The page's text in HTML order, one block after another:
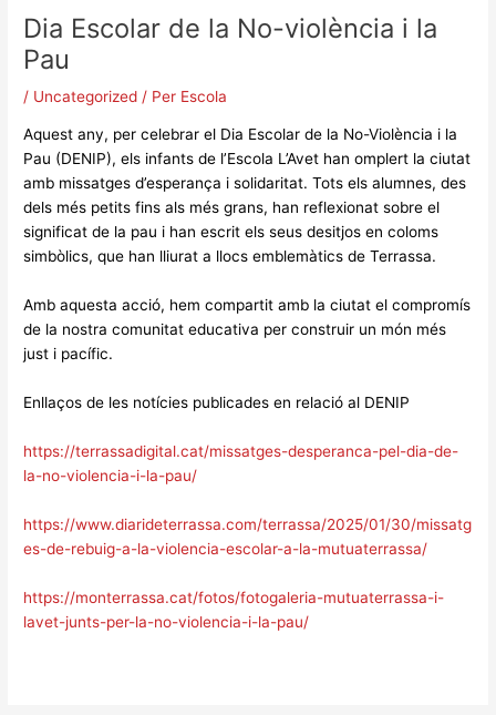
Dia Escolar de la No-violència i la
Pau
/ Uncategorized / Per Escola
Aquest any, per celebrar el Dia Escolar de la No-Violència i la
Pau (DENIP), els infants de l’Escola L’Avet han omplert la ciutat
amb missatges d’esperança i solidaritat. Tots els alumnes, des
dels més petits fins als més grans, han reflexionat sobre el
significat de la pau i han escrit els seus desitjos en coloms
simbòlics, que han lliurat a llocs emblemàtics de Terrassa.
Amb aquesta acció, hem compartit amb la ciutat el compromís
de la nostra comunitat educativa per construir un món més
just i pacífic.
Enllaços de les notícies publicades en relació al DENIP
https://terrassadigital.cat/missatges-desperanca-pel-dia-de-
la-no-violencia-i-la-pau/
https://www.diarideterrassa.com/terrassa/2025/01/30/missatg
es-de-rebuig-a-la-violencia-escolar-a-la-mutuaterrassa/
https://monterrassa.cat/fotos/fotogaleria-mutuaterrassa-i-
lavet-junts-per-la-no-violencia-i-la-pau/